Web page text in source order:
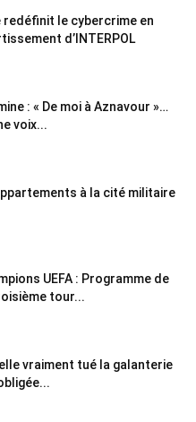
redéfinit le cybercrime en
d’INTERPOL
: « De moi à Aznavour »…
voix...
à la cité militaire
UEFA : Programme de
tour...
vraiment tué la galanterie